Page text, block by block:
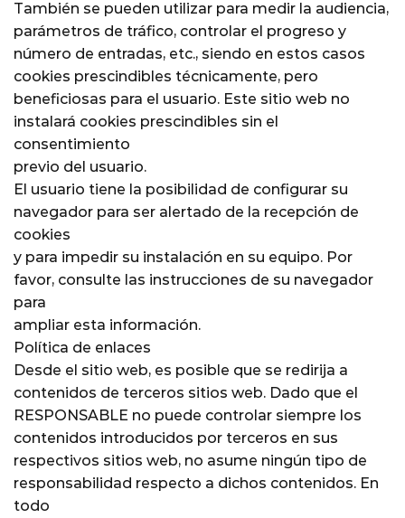
También se pueden utilizar para medir la audiencia,
parámetros de tráfico, controlar el progreso y
número de entradas, etc., siendo en estos casos
cookies prescindibles técnicamente, pero
beneficiosas para el usuario. Este sitio web no
instalará cookies prescindibles sin el
consentimiento
previo del usuario.
El usuario tiene la posibilidad de configurar su
navegador para ser alertado de la recepción de
cookies
y para impedir su instalación en su equipo. Por
favor, consulte las instrucciones de su navegador
para
ampliar esta información.
Política de enlaces
Desde el sitio web, es posible que se redirija a
contenidos de terceros sitios web. Dado que el
RESPONSABLE no puede controlar siempre los
contenidos introducidos por terceros en sus
respectivos sitios web, no asume ningún tipo de
responsabilidad respecto a dichos contenidos. En
todo